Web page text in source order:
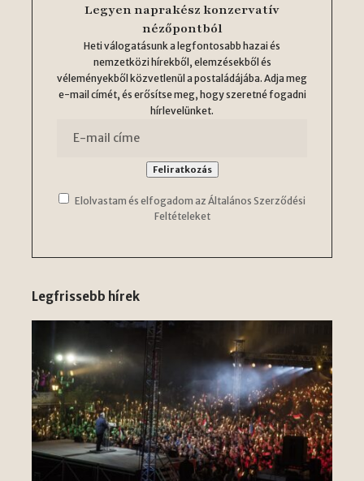
Legyen naprakész konzervatív
nézőpontból
Heti válogatásunk a legfontosabb hazai és
nemzetközi hírekből, elemzésekből és
véleményekből közvetlenül a postaládájába. Adja meg
e-mail címét, és erősítse meg, hogy szeretné fogadni
hírlevelünket.
Elolvastam és elfogadom az Általános Szerződési
Feltételeket
Legfrissebb hírek